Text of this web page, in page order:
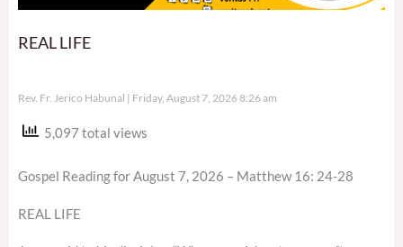
REAL LIFE
Rev. Fr. Jerico Habunal Friday, August 7, 2026 8:26 am
5,097 total views
Gospel Reading for August 7, 2026 – Matthew 16: 24-28
REAL LIFE